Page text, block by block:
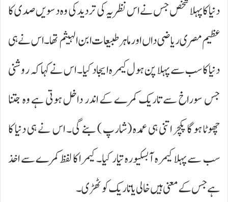
دنیا کا پہلا شخص جس نے اس نظریہ کی تردید کی وہ دسویں صدی کا
عظیم مصری ریاضی داں اور ما ہر طبیعات ابن الہیثم تھا۔ اس نے ہی
دنیا کا سب سے پہلا پن ہول کیمرہ ایجاد کیا۔ اس نے کہا کہ روشنی
جس سوراخ سے تاریک کمرے کے اندر داخل ہوتی ہے وہ جتنا
چھوٹا ہو گا پکچر اتنی ہی عمدہ (شارپ ) بنے گی۔ اس نے ہی دنیا کا
سب سے پہلا کیمرہ آبسکیورہ تیار کیا۔ کیمرا کا لفظ کمرے سے اخذ
ہے جس کے معنی ہیں خالی یا تاریک کوٹھڑی۔